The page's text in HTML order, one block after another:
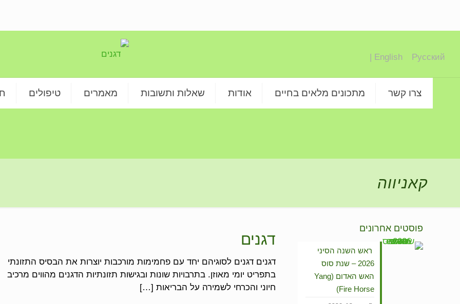
טיפולים מאמרים שאלות ותשובות אודות מתכונים מלאים בחיים צרו קשר
English | Русский
קאניווה
דגנים
דגנים דגנים לסוגיהם יחד עם פחמימות מורכבות יוצרות את הבסיס התזונתי
בתפריט יומי מאוזן. בתרבויות שונות ובגישות תזונתיות הדגנים מהווים מרכיב
חיוני והכרחי לשמירה על הבריאות […]
פוסטים אחרונים
ראש השנה הסיני
2026 – שנת סוס
האש האדום (Yang
Fire Horse)